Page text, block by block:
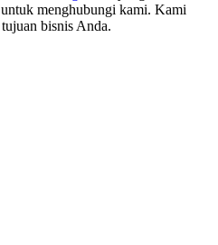
menghubungi kami. Kami
bisnis Anda.